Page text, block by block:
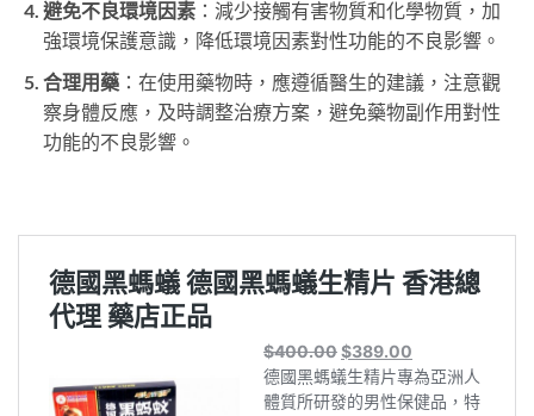
避免不良環境因素：減少接觸有害物質和化學物質，加
強環境保護意識，降低環境因素對性功能的不良影響。
合理用藥：在使用藥物時，應遵循醫生的建議，注意觀
察身體反應，及時調整治療方案，避免藥物副作用對性
功能的不良影響。